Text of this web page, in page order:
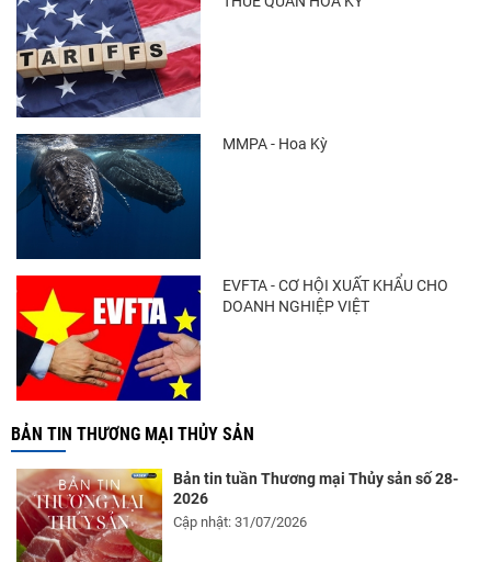
MMPA - Hoa Kỳ
EVFTA - CƠ HỘI XUẤT KHẨU CHO
DOANH NGHIỆP VIỆT
BẢN TIN THƯƠNG MẠI THỦY SẢN
Bản tin tuần Thương mại Thủy sản số 28-
2026
Cập nhật: 31/07/2026